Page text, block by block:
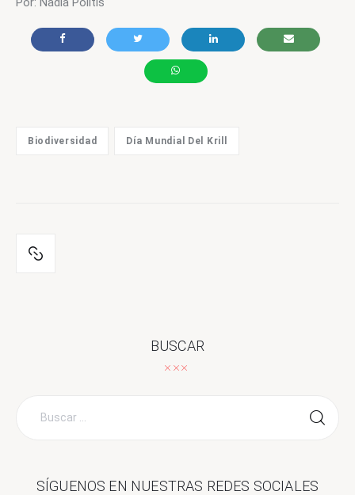
Biodiversidad Día Mundial Del Krill
BUSCAR
SÍGUENOS EN NUESTRAS REDES SOCIALES